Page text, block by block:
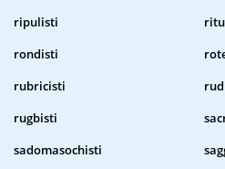
ripulisti
rondisti
rubricisti
rugbisti
sadomasochisti